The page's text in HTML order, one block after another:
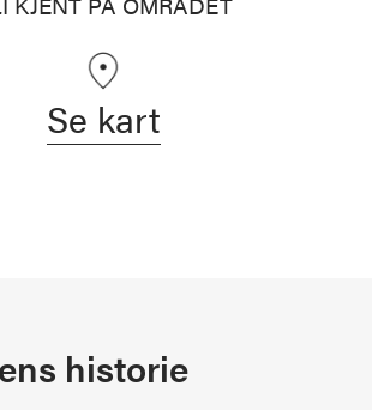
Se kart
historie